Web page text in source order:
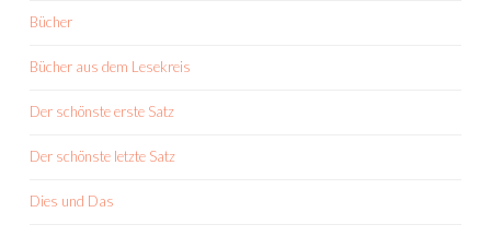
Bücher
Bücher aus dem Lesekreis
Der schönste erste Satz
Der schönste letzte Satz
Dies und Das